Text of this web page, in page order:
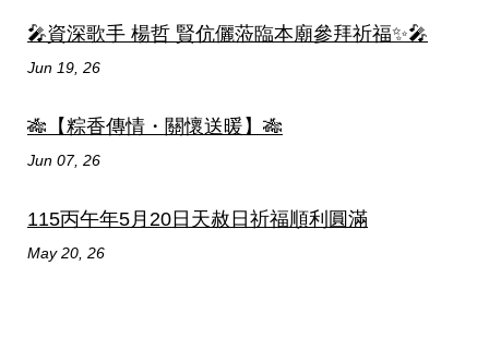
🎤資深歌手 楊哲 賢伉儷蒞臨本廟參拜祈福✨🎤
Jun 19, 26
🎋【粽香傳情・關懷送暖】🎋
Jun 07, 26
115丙午年5月20日天赦日祈福順利圓滿
May 20, 26